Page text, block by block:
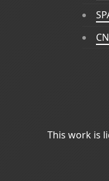
This work is